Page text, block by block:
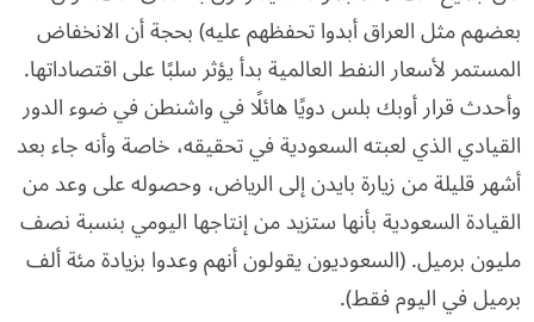
بعضهم مثل العراق أبدوا تحفظهم عليه) بحجة أن الانخفاض
المستمر لأسعار النفط العالمية بدأ يؤثر سلبًا على اقتصاداتها.
وأحدث قرار أوبك بلس دويًا هائلًا في واشنطن في ضوء الدور
القيادي الذي لعبته السعودية في تحقيقه، خاصة وأنه جاء بعد
أشهر قليلة من زيارة بايدن إلى الرياض، وحصوله على وعد من
القيادة السعودية بأنها ستزيد من إنتاجها اليومي بنسبة نصف
مليون برميل. (السعوديون يقولون أنهم وعدوا بزيادة مئة ألف
برميل في اليوم فقط).